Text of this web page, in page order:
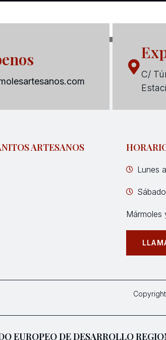
C/
ARTESANOS
Lunes
Mármoles
EUROPEO DE DESARROLLO